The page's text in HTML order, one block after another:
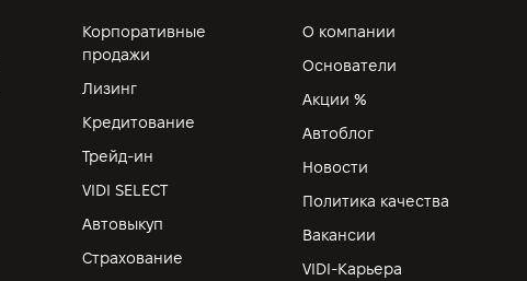
Корпоративные
продажи
Лизинг
Кредитование
Трейд-ин
VIDI SELECT
Автовыкуп
Страхование
О компании
Основатели
Акции %
Автоблог
Новости
Политика качества
Вакансии
VIDI-Карьера